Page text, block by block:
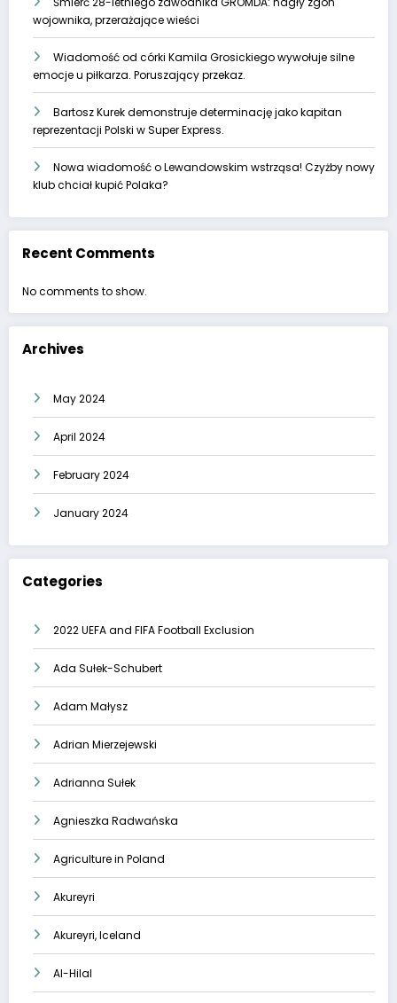
wojownika, przerażające wieści
Wiadomość od córki Kamila Grosickiego wywołuje silne
emocje u piłkarza. Poruszający przekaz.
Bartosz Kurek demonstruje determinację jako kapitan
reprezentacji Polski w Super Express.
Nowa wiadomość o Lewandowskim wstrząsa! Czyżby nowy
klub chciał kupić Polaka?
Recent Comments
No comments to show.
Archives
May 2024
April 2024
February 2024
January 2024
Categories
2022 UEFA and FIFA Football Exclusion
Ada Sułek-Schubert
Adam Małysz
Adrian Mierzejewski
Adrianna Sułek
Agnieszka Radwańska
Agriculture in Poland
Akureyri
Akureyri, Iceland
Al-Hilal